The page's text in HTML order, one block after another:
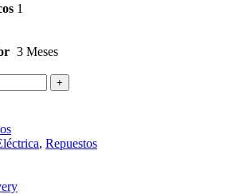
1
3 Meses
, Repuestos